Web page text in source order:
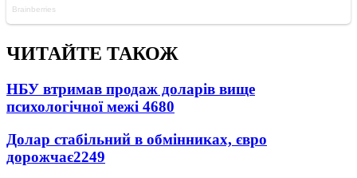
ЧИТАЙТЕ ТАКОЖ
НБУ втримав продаж доларів вище
психологічної межі 4680
Долар стабільний в обмінниках, євро
дорожчає2249